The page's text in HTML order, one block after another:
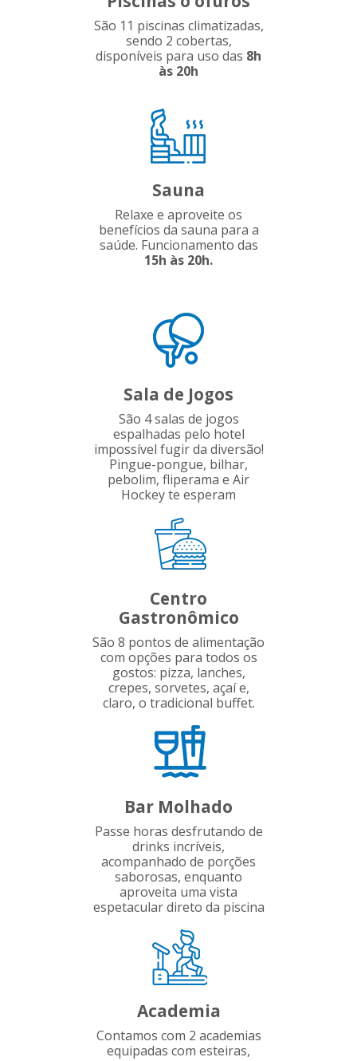
São 11 piscinas climatizadas,
sendo 2 cobertas,
disponíveis para uso das 8h
às 20h
Sauna
Relaxe e aproveite os
benefícios da sauna para a
saúde. Funcionamento das
15h às 20h.
Sala de Jogos
São 4 salas de jogos
espalhadas pelo hotel
impossível fugir da diversão!
Pingue-pongue, bilhar,
pebolim, fliperama e Air
Hockey te esperam
Centro
Gastronômico
São 8 pontos de alimentação
com opções para todos os
gostos: pizza, lanches,
crepes, sorvetes, açaí e,
claro, o tradicional buffet.
Bar Molhado
Passe horas desfrutando de
drinks incríveis,
acompanhado de porções
saborosas, enquanto
aproveita uma vista
espetacular direto da piscina
Academia
Contamos com 2 academias
equipadas com esteiras,